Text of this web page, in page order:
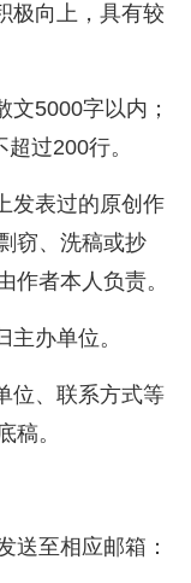
极向上，具有较
5000字以内；
过200行。
发表过的原创作
窃、洗稿或抄
作者本人负责。
办单位。
位、联系方式等
稿。
送至相应邮箱：